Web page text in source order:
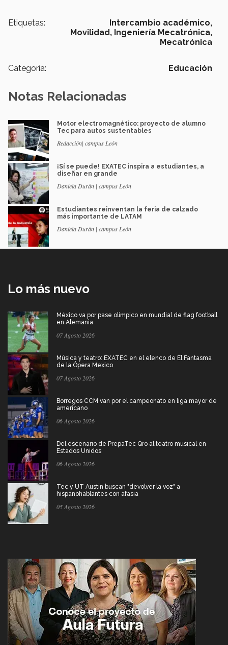
Etiquetas:
Intercambio académico,
Movilidad, Ingeniería Mecatrónica,
Mecatrónica
Categoría: Educación
Notas Relacionadas
Motor electromagnético: proyecto de alumno
Tec para autos sustentables
Redacción| campus León
¡Sí se puede! EXATEC inspira a estudiantes, a
diseñar en grande
Daniela Durán | campus León
Estudiantes reinventan la feria de calzado
más importante de LATAM
Daniela Durán | campus León
Lo más nuevo
México va por pase olímpico en mundial de flag football
en Alemania
07 Agosto 2026
Música y teatro: EXATEC en el elenco de El Fantasma
de la Ópera Mexico
07 Agosto 2026
Borregos CCM van por el campeonato en liga mayor de
americano
06 Agosto 2026
Del escenario de PrepaTec Qro al teatro musical en
Estados Unidos
06 Agosto 2026
Tec y UT Austin buscan "devolver la voz" a
hispanohablantes con afasia
05 Agosto 2026